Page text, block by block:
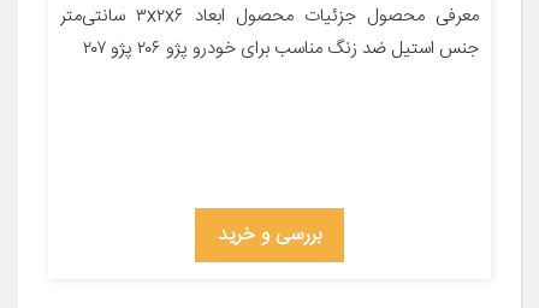
معرفی محصول جزئیات محصول ابعاد ۳x۲x۶ سانتی‌متر
جنس استیل ضد زنگ مناسب برای خودرو پژو ۲۰۶ پژو ۲۰۷
بررسی و خرید